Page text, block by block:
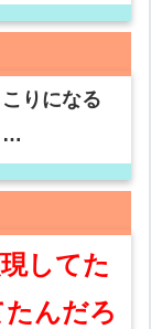
りになる
…
してた
んだろ